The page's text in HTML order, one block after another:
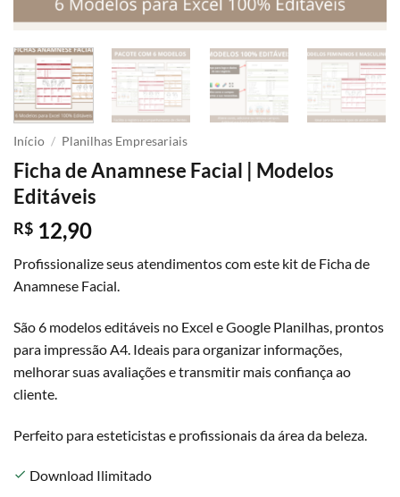
Início / Planilhas Empresariais
Ficha de Anamnese Facial | Modelos
Editáveis
R$ 12,90
Profissionalize seus atendimentos com este kit de Ficha de
Anamnese Facial.
São 6 modelos editáveis no Excel e Google Planilhas, prontos
para impressão A4. Ideais para organizar informações,
melhorar suas avaliações e transmitir mais confiança ao
cliente.
Perfeito para esteticistas e profissionais da área da beleza.
check Download Ilimitado